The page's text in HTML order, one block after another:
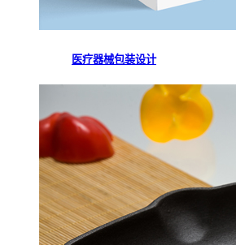
医疗器械包装设计